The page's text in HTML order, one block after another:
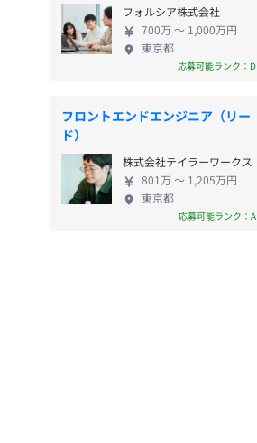
フォルシア株式会社
700万 〜 1,000万円
東京都
応募可能ランク：D
フロントエンドエンジニア（リー
ド）
株式会社テイラーワークス
801万 〜 1,205万円
東京都
応募可能ランク：A